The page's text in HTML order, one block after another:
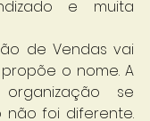
e muita
de Vendas vai
o nome. A
se
não foi diferente.